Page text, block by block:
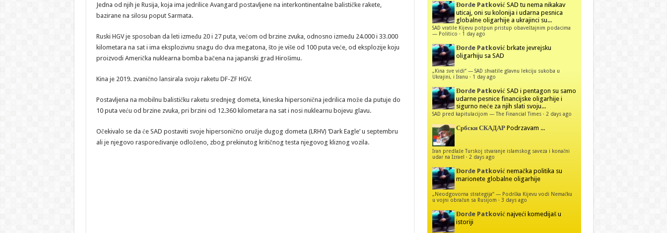
Jedna od njih je Rusija, koja ima jedrilice Avangard postavljene na interkontinentalne balističke rakete,
bazirane na silosu poput Sarmata.
Ruski HGV je sposoban da leti između 20 i 27 puta, većom od brzine zvuka, odnosno između 24.000 i 33.000
kilometara na sat i ima eksplozivnu snagu do dva megatona, što je više od 100 puta veće, od eksplozije koju
proizvodi Američka nuklearna bomba bačena na japanski grad Hirošimu.
Kina je 2019. zvanično lansirala svoju raketu DF-ZF HGV.
Postavljena na mobilnu balističku raketu srednjeg dometa, kineska hipersonična jedrilica može da putuje do
10 puta veću od brzine zvuka, pri brzini od 12.360 kilometara na sat i nosi nuklearnu bojevu glavu.
Očekivalo se da će SAD postaviti svoje hipersonično oružje dugog dometa (LRHV) ‘Dark Eagle’ u septembru
ali je njegovo raspoređivanje odloženo, zbog prekinutog kritičnog testa njegovog kliznog vozila.
Đorđe Patković SAD tu nema nikakav
uticaj, oni su kolonija i udarna pesnica
globalne oligarhije a ukrajinci su...
SAD vratile Kijevu potpun pristup obaveštajnim podacima
— Politico · 1 day ago
Đorđe Patković brkate jevrejsku
oligarhiju sa SAD
„Kina sve vidi“ — SAD shvatile glavnu lekciju sukoba u
Ukrajini, i Iranu · 1 day ago
Đorđe Patković SAD i pentagon su samo
udarne pesnice financijske oligarhije i
sigurno neće za njih slati svoju...
SAD pred kapitulacijom — The Financial Times· 2 days ago
Србски СКАДАР Podrzavam ...
Iran predlaže Turskoj stvaranje islamskog saveza i konačni
udar na Izrael · 2 days ago
Đorđe Patković nemačka politika su
marionete globalne oligarhije
„Neodgovorna strategija“ — Podrška Kijevu vodi Nemačku
u vojni obračun sa Rusijom · 3 days ago
Đorđe Patković najveći komedijaš u
istoriji